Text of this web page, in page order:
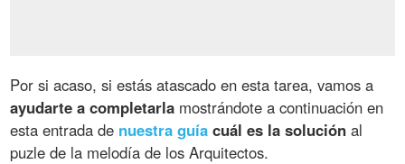
Por si acaso, si estás atascado en esta tarea, vamos a
ayudarte a completarla mostrándote a continuación en
esta entrada de nuestra guía cuál es la solución al
puzle de la melodía de los Arquitectos.